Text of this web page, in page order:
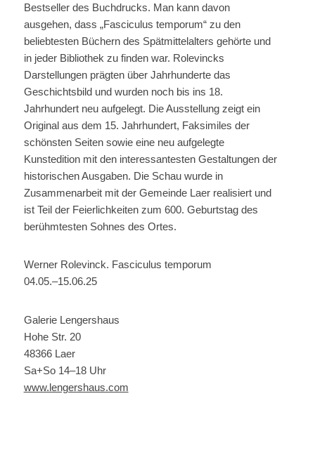
Bestseller des Buchdrucks. Man kann davon
ausgehen, dass „Fasciculus temporum“ zu den
beliebtesten Büchern des Spätmittelalters gehörte und
in jeder Bibliothek zu finden war. Rolevincks
Darstellungen prägten über Jahrhunderte das
Geschichtsbild und wurden noch bis ins 18.
Jahrhundert neu aufgelegt. Die Ausstellung zeigt ein
Original aus dem 15. Jahrhundert, Faksimiles der
schönsten Seiten sowie eine neu aufgelegte
Kunstedition mit den interessantesten Gestaltungen der
historischen Ausgaben. Die Schau wurde in
Zusammenarbeit mit der Gemeinde Laer realisiert und
ist Teil der Feierlichkeiten zum 600. Geburtstag des
berühmtesten Sohnes des Ortes.
Werner Rolevinck. Fasciculus temporum
04.05.–15.06.25
Galerie Lengershaus
Hohe Str. 20
48366 Laer
Sa+So 14–18 Uhr
www.lengershaus.com